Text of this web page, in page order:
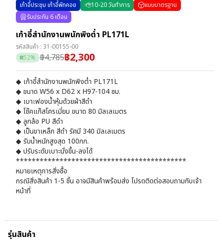
เก้าอี้ประชุม เก้าอี้พักคอย 10-20วันทำการ
แบบมาตรฐาน
รับประกัน 6 เดือน
เก้าอี้สำนักงานพนักพิงต่ำ PL171L
รหัสสินค้า : 31-00155-00
52% ฿4,785฿2,300
◆ เก้าอี้สำนักงานพนักพิงต่ำ PL171L
◆ ขนาด W56 x D62 x H97-104 ซม.
◆ เบาะฟองน้ำหุ้มด้วยผ้าสีดำ
◆ โช๊คแก๊สโครเมี่ยม ขนาด 80 มิลเลเมตร
◆ ลูกล้อ PU สีดำ
◆ เป็นขาเหล็ก สีดำ รัศมี 340 มิลเลเมตร
◆ รับน้ำหนักสูงสุด 100กก.
◆ ปรับระดับเบาะนั่งขึ้น-ลงได้
*******************************************
หมายเหตุการสั่งซื้อ
กรณีสั่งสินค้า 1-5 ชิ้น อาจมีสินค้าพร้อมส่ง โปรดติดต่อสอบถามกับเจ้า
หน้าที่
รุ่นสินค้า